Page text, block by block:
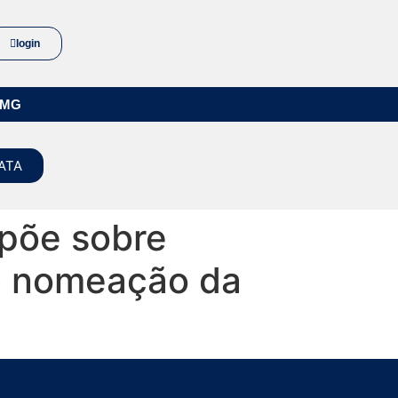
login
sobre
da